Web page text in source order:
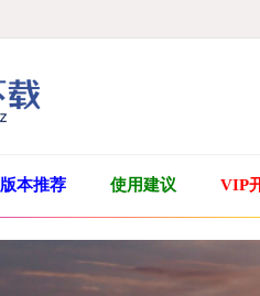
版本推荐 使用建议 VIP